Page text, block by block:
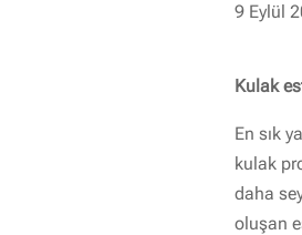
9 Eylül
Kulak
En sık
kulak
daha
oluşan